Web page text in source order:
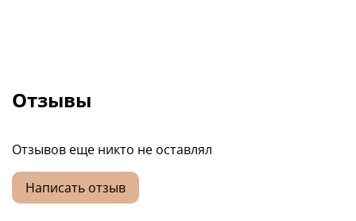
Отзывы
Отзывов еще никто не оставлял
Написать отзыв